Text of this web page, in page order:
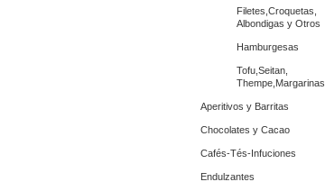
Filetes,Croquetas,
Albondigas y Otros
Hamburgesas
Tofu,Seitan,
Thempe,Margarinas
Aperitivos y Barritas
Chocolates y Cacao
Cafés-Tés-Infuciones
Endulzantes